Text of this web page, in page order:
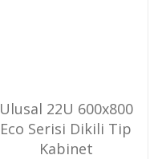
Ulusal 22U 600x800
Eco Serisi Dikili Tip
Kabinet